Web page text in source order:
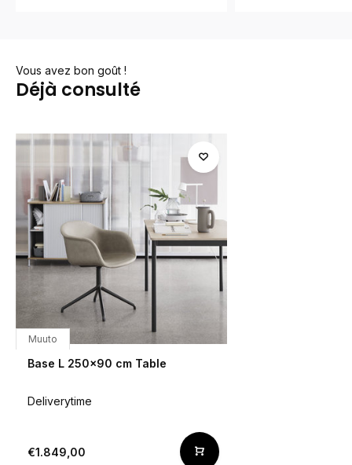
Vous avez bon goût !
Déjà consulté
Muuto
Base L 250x90 cm Table
Deliverytime
€1.849,00